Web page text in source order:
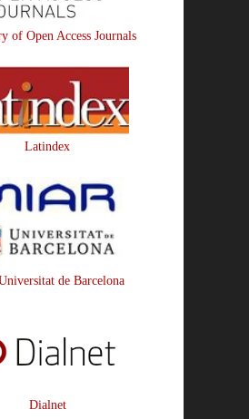
of Open Access Journals
Latindex
de Barcelona
Dialnet